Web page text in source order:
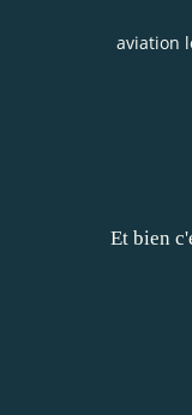
aviation
Et bien